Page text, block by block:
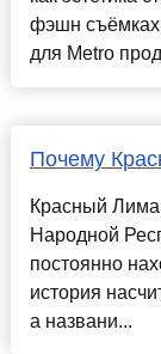
фэшн съёмках
для Metro
Почему
Красный
Народной
постоянно
история
а названи...